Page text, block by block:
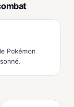
Pokémon